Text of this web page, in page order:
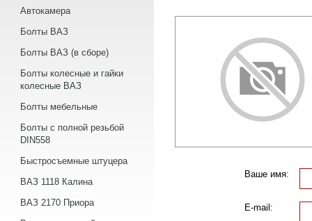
Автокамера
Болты ВАЗ
Болты ВАЗ (в сборе)
Болты колесные и гайки
колесные ВАЗ
Болты мебельные
Болты с полной резьбой
DIN558
Быстросъемные штуцера
ВАЗ 1118 Калина
ВАЗ 2170 Приора
Ваше имя:
E-mail: